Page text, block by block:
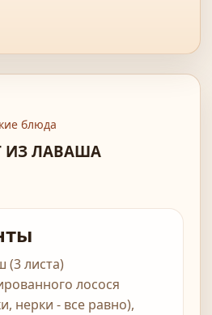
блюда
ИЗ ЛАВАША
(3 листа)
лосося
нерки - все равно),